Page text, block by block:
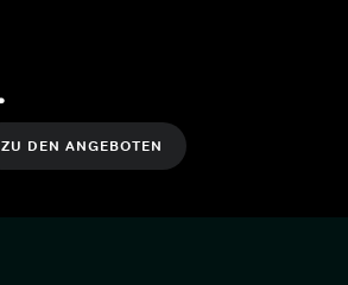
ZU DEN ANGEBOTEN